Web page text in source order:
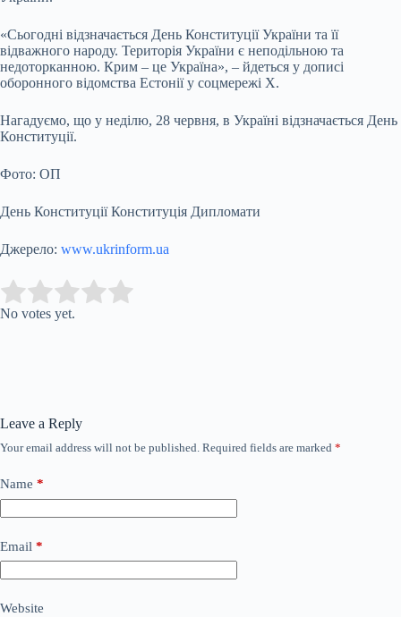
«Сьогодні відзначається День Конституції України та її
відважного народу. Територія України є неподільною та
недоторканною. Крим – це Україна», – йдеться у дописі
оборонного відомства Естонії у соцмережі Х.
Нагадуємо, що у неділю, 28 червня, в Україні відзначається День
Конституції.
Фото: ОП
День Конституції Конституція Дипломати
Джерело: www.ukrinform.ua
Rate this item:
No votes yet.
Leave a Reply
Your email address will not be published. Required fields are marked *
Name *
Email *
Website